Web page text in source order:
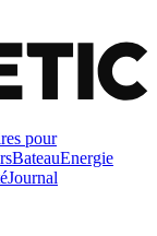
pour
BateauEnergie
Journal